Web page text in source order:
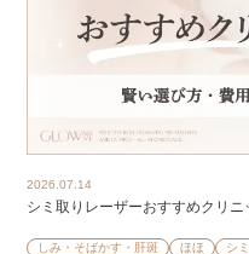
2026.07.14
シミ取りレーザーおすすめクリ
しみ・そばかす・肝斑 ほほ シ